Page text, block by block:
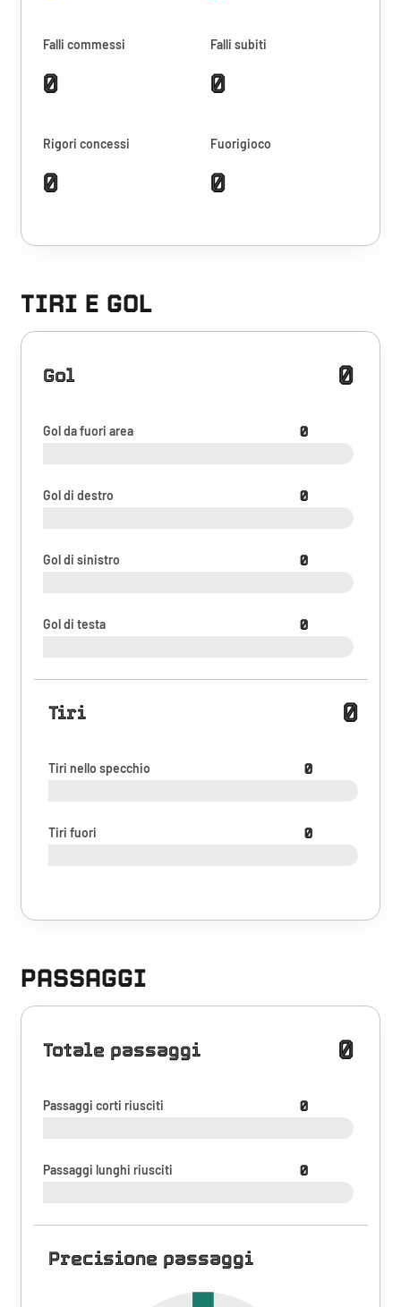
Falli commessi
0
Falli subiti
0
Rigori concessi
0
Fuorigioco
0
TIRI E GOL
Gol 0
Gol da fuori area 0
Gol di destro 0
Gol di sinistro 0
Gol di testa 0
Tiri 0
Tiri nello specchio 0
Tiri fuori 0
PASSAGGI
Totale passaggi 0
Passaggi corti riusciti 0
Passaggi lunghi riusciti 0
Precisione passaggi